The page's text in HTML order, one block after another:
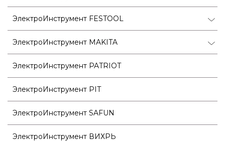
ЭлектроИнструмент FESTOOL
ЭлектроИнструмент MAKITA
ЭлектроИнструмент PATRIOT
ЭлектроИнструмент PIT
ЭлектроИнструмент SAFUN
ЭлектроИнструмент ВИХРЬ